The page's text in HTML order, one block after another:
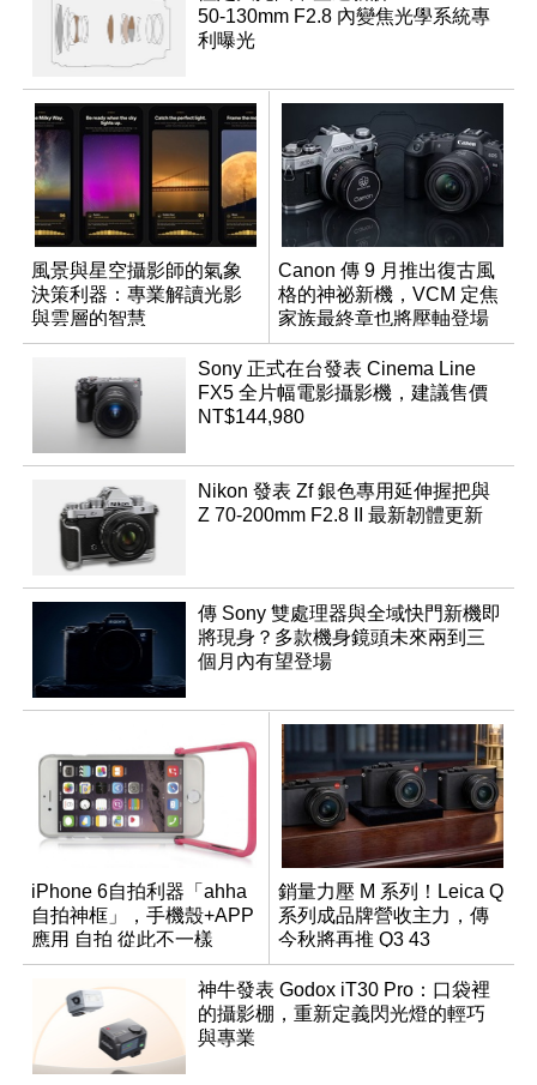
50-130mm F2.8 內變焦光學系統專
利曝光
風景與星空攝影師的氣象
決策利器：專業解讀光影
與雲層的智慧
App「Atmos」登場
Canon 傳 9 月推出復古風
格的神祕新機，VCM 定焦
家族最終章也將壓軸登場
Sony 正式在台發表 Cinema Line
FX5 全片幅電影攝影機，建議售價
NT$144,980
Nikon 發表 Zf 銀色專用延伸握把與
Z 70-200mm F2.8 II 最新韌體更新
傳 Sony 雙處理器與全域快門新機即
將現身？多款機身鏡頭未來兩到三
個月內有望登場
iPhone 6自拍利器「ahha
自拍神框」，手機殼+APP
應用 自拍 從此不一樣
銷量力壓 M 系列！Leica Q
系列成品牌營收主力，傳
今秋將再推 Q3 43
Monochrom
神牛發表 Godox iT30 Pro：口袋裡
的攝影棚，重新定義閃光燈的輕巧
與專業